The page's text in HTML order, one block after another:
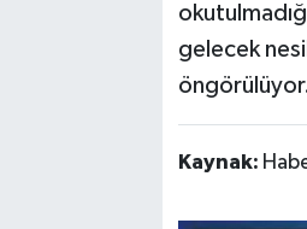
gelecek
Kaynak: